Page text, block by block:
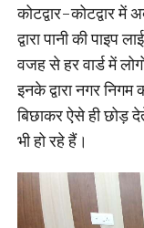
कोटद्वार-कोटद्वार
द्वारा पानी की पाइप
वजह से हर वार्ड में
इनके द्वारा नगर
बिछाकर ऐसे ही छोड़
भी हो रहे हैं।